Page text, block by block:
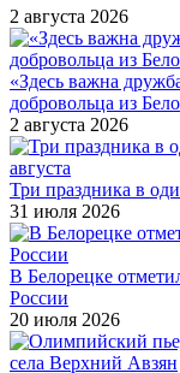
2 августа 2026
«Здесь важна
добровольца из
2 августа 2026
Три праздника в
31 июля 2026
В Белорецке
России
20 июля 2026